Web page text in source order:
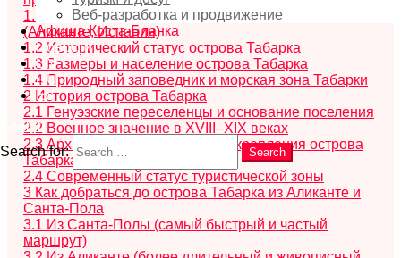
Веб-разработка и продвижение
Афиша Коста-Бланка
Новости
EN
RU
ES
Search
Search for:
Search
1.1
Географическое расположение острова Табарка
(Аликанте, Испания)
1.2 Исторический статус острова Табарка
1.3 Размеры и население острова Табарка
1.4 Природный заповедник и морская зона Табарки
2 История острова Табарка
2.1 Генуэзские переселенцы и основание поселения
2.2 Военное значение в XVIII–XIX веках
2.3 Архитектурное наследие и укрепления острова
Табарка
2.4 Современный статус туристической зоны
3 Как добраться до острова Табарка из Аликанте и
Санта-Пола
3.1 Из Санта-Полы (самый быстрый и частый
маршрут)